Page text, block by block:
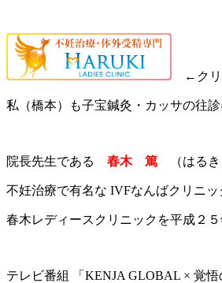
←クリ
私（橋本）も子宝鍼灸・カッサの往
院長先生である 春木 篤 （はる
不妊治療で有名な IVFなんばクリニ
春木レディースクリニックを平成２
テレビ番組 「KENJA GLOBAL × 覚悟